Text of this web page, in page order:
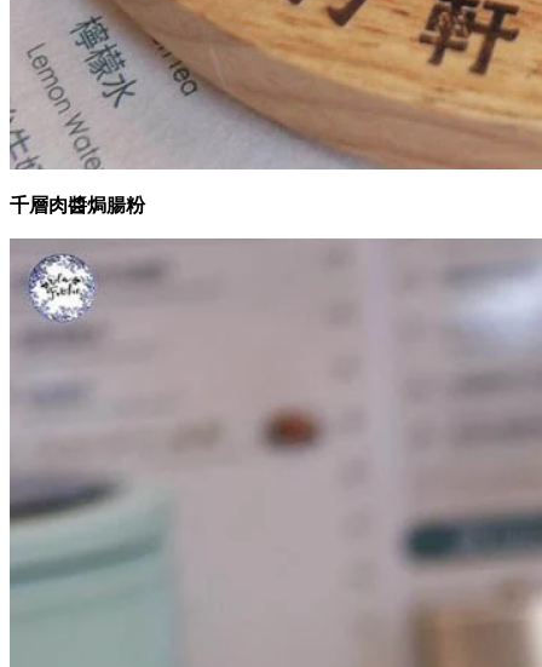
千層肉醬焗腸粉